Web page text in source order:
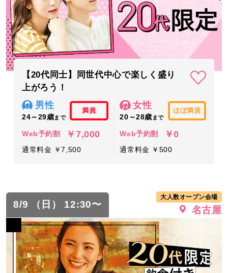
【20代同士】同世代中心で楽しく盛り
上がろう！
男性
24～29歳まで
満員
Web予約割 ￥7,000
通常料金 ￥7,500
女性
20～28歳 まで
ほぼ満員
Web予約割 ￥0
通常料金 ￥500
8/9 （日） 12:30〜
大人数オープン会場
名古屋